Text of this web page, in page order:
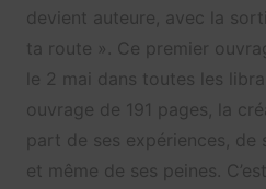
devient auteure, avec la
ta route ». Ce premier
le 2 mai dans toutes les
ouvrage de 191 pages, la
part de ses expériences, de
et même de ses peines.